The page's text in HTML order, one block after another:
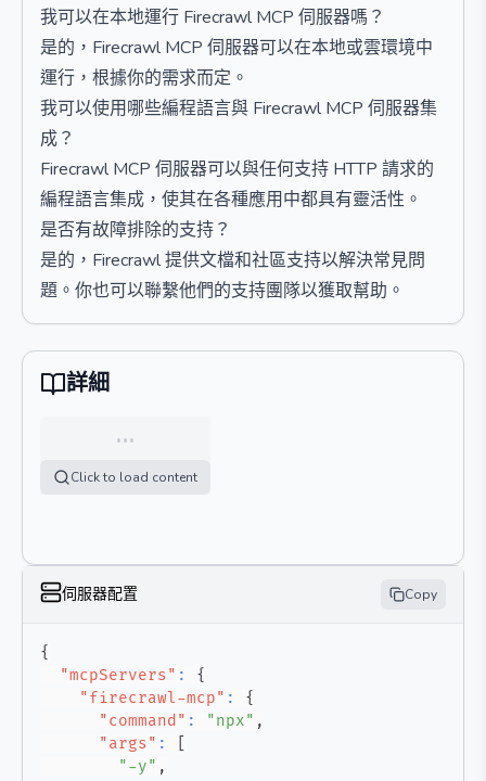
我可以在本地運行 Firecrawl MCP 伺服器嗎？
是的，Firecrawl MCP 伺服器可以在本地或雲環境中
運行，根據你的需求而定。
我可以使用哪些編程語言與 Firecrawl MCP 伺服器集
成？
Firecrawl MCP 伺服器可以與任何支持 HTTP 請求的
編程語言集成，使其在各種應用中都具有靈活性。
是否有故障排除的支持？
是的，Firecrawl 提供文檔和社區支持以解決常見問
題。你也可以聯繫他們的支持團隊以獲取幫助。
詳細
…
Click to load content
伺服器配置 Copy
{
"mcpServers" :
{
"firecrawl-mcp" :
{
"command" : "npx" ,
"args" :
"-y" ,